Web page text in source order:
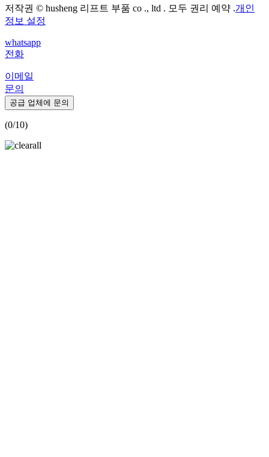
저작권 © husheng 리프트 부품 co ., ltd . 모두 권리 예약 .개인
정보 설정
whatsapp
전화
이메일
문의
공급 업체에 문의
(0/10)